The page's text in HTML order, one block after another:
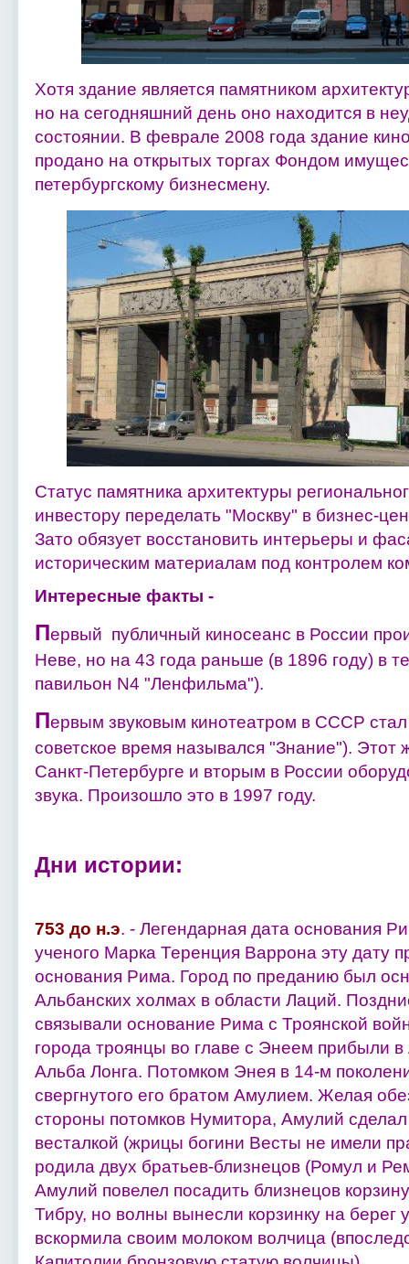
Хотя здание является памятником
но на сегодняшний день оно находится в
состоянии. В феврале 2008 года здание
продано на открытых торгах Фондом
петербургскому бизнесмену.
Статус памятника архитектуры
инвестору переделать "Москву" в бизнес-
Зато обязует восстановить интерьеры и
историческим материалам под контролем
Интересные факты -
Первый публичный киносеанс в России
Неве, но на 43 года раньше (в 1896 году) в
павильон N4 "Ленфильма").
Первым звуковым кинотеатром в СССР
советское время назывался "Знание"). Этот
Санкт-Петербурге и вторым в России
звука. Произошло это в 1997 году.
Дни истории:
753 до н.э. - Легендарная дата основания
ученого Марка Теренция Варрона эту дату
основания Рима. Город по преданию был
Альбанских холмах в области Лаций.
связывали основание Рима с Троянской
города троянцы во главе с Энеем прибыли
Альба Лонга. Потомком Энея в 14-м
свергнутого его братом Амулием. Желая
стороны потомков Нумитора, Амулий
весталкой (жрицы богини Весты не имели
родила двух братьев-близнецов (Ромул и
Амулий повелел посадить близнецов
Тибру, но волны вынесли корзинку на берег
вскормила своим молоком волчица